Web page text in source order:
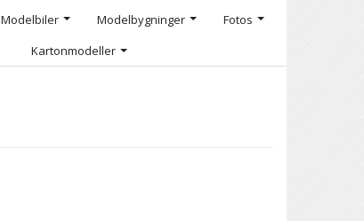
Modelbiler Modelbygninger
Fotos
Kartonmodeller